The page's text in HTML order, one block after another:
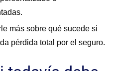
más sobre qué sucede si
pérdida total por el seguro.